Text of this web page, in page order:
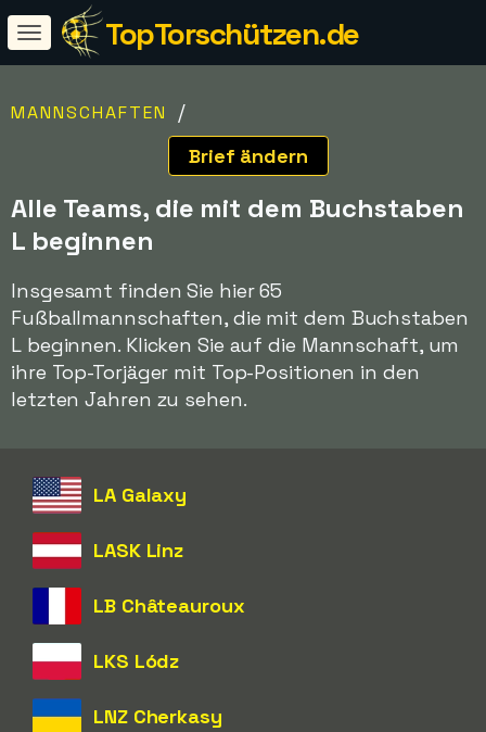
TopTorschützen.de
MANNSCHAFTEN
/
Brief ändern
Alle Teams, die mit dem Buchstaben
L beginnen
Insgesamt finden Sie hier 65
Fußballmannschaften, die mit dem Buchstaben
L beginnen. Klicken Sie auf die Mannschaft, um
ihre Top-Torjäger mit Top-Positionen in den
letzten Jahren zu sehen.
LA Galaxy
LASK Linz
LB Châteauroux
LKS Lódz
LNZ Cherkasy